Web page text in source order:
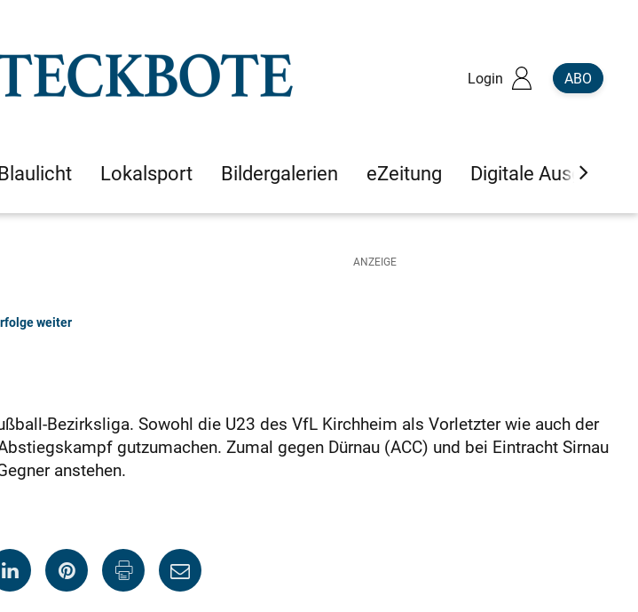
Login ABO
Lokalsport Bildergalerien eZeitung Digitale Ausgaben
weiter
Bezirksliga. Sowohl die U23 des VfL Kirchheim als Vorletzter wie auch der
gutzumachen. Zumal gegen Dürnau (ACC) und bei Eintracht Sirnau
anstehen.